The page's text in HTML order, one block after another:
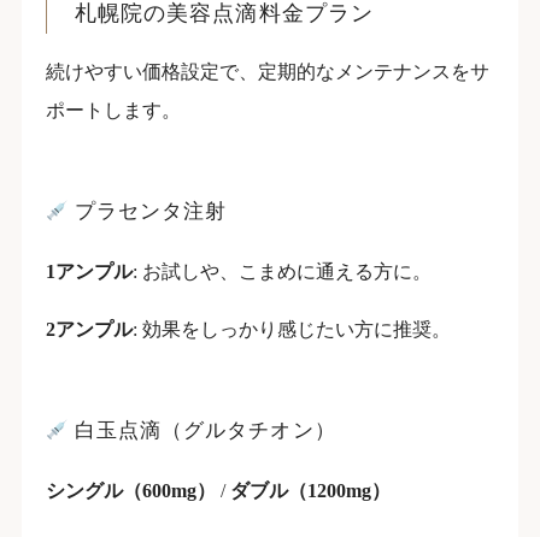
札幌院の美容点滴料金プラン
続けやすい価格設定で、定期的なメンテナンスをサ
ポートします。
プラセンタ注射
1アンプル: お試しや、こまめに通える方に。
2アンプル: 効果をしっかり感じたい方に推奨。
白玉点滴（グルタチオン）
シングル（600mg） / ダブル（1200mg）